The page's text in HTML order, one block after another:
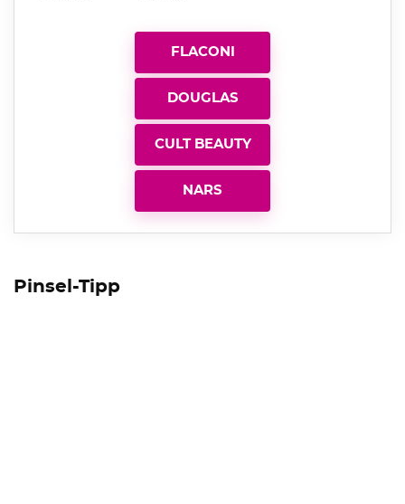
FLACONI
DOUGLAS
CULT BEAUTY
NARS
Pinsel-Tipp